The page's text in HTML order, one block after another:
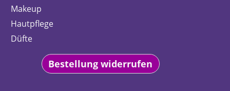
Makeup
Hautpflege
Düfte
Bestellung widerrufen